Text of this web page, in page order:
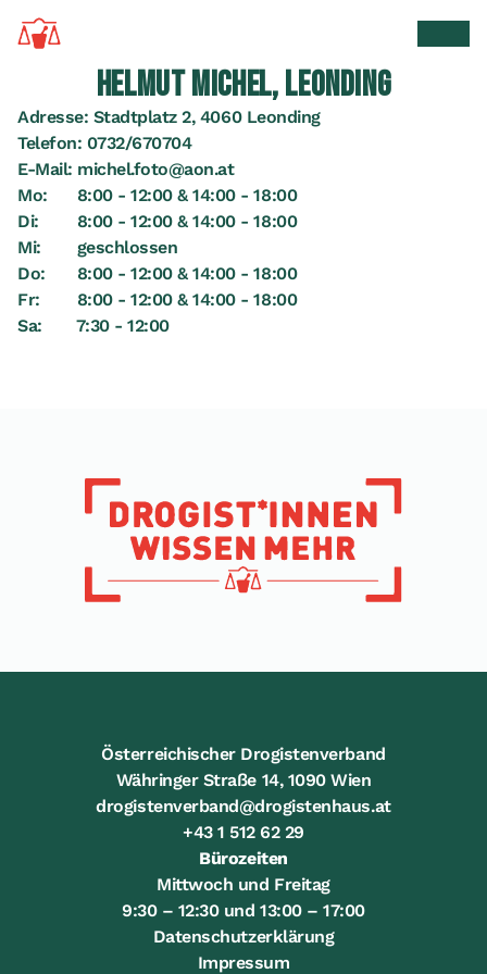
Zur Startseite
HELMUT MICHEL, LEONDING
Adresse: Stadtplatz 2, 4060 Leonding
Telefon: 0732/670704
E-Mail: michel.foto@aon.at
Mo:
8:00 - 12:00 & 14:00 - 18:00
Di:
8:00 - 12:00 & 14:00 - 18:00
Mi:
geschlossen
Do:
8:00 - 12:00 & 14:00 - 18:00
Fr:
8:00 - 12:00 & 14:00 - 18:00
Sa:
7:30 - 12:00
Österreichischer Drogistenverband
Währinger Straße 14, 1090 Wien
drogistenverband@drogistenhaus.at
+43 1 512 62 29
Bürozeiten
Mittwoch und Freitag
9:30 – 12:30 und 13:00 – 17:00
Datenschutzerklärung
Impressum